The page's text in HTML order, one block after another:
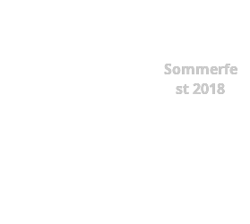
Sommerfe
st 2018